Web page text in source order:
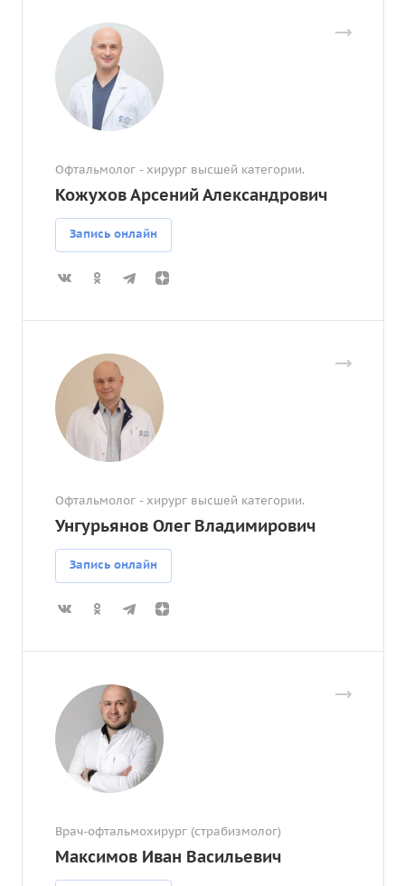
Офтальмолог - хирург высшей категории.
Кожухов Арсений Александрович
Запись онлайн
Офтальмолог - хирург высшей категории.
Унгурьянов Олег Владимирович
Запись онлайн
Врач-офтальмохирург (страбизмолог)
Максимов Иван Васильевич